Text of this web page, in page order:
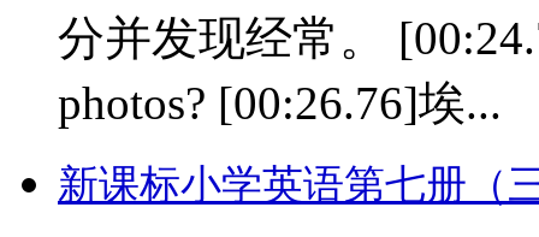
分并发现经常。
photos? [00:26.76]埃...
新课标小学英语第七册（